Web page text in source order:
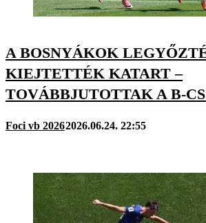
A BOSNYÁKOK
KIEJTETTÉK KATART –
TOVÁBBJUTOTTAK A B-
Foci vb 20262026.06.24. 22:55